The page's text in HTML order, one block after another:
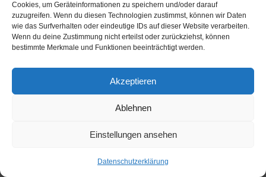
Cookies, um Geräteinformationen zu speichern und/oder darauf
zuzugreifen. Wenn du diesen Technologien zustimmst, können wir Daten
wie das Surfverhalten oder eindeutige IDs auf dieser Website verarbeiten.
Wenn du deine Zustimmung nicht erteilst oder zurückziehst, können
bestimmte Merkmale und Funktionen beeinträchtigt werden.
Akzeptieren
Ablehnen
Einstellungen ansehen
Datenschutzerklärung